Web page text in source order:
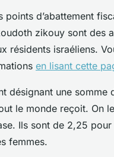
points d’abattement
zikouy sont des
résidents israéliens.
en lisant cette
désignant une somme
le monde reçoit. On
Ils sont de 2,25
femmes.